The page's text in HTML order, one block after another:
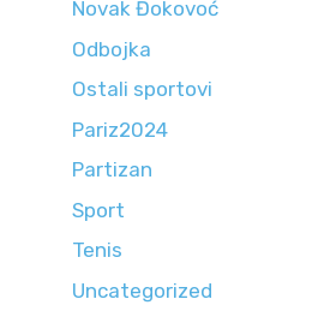
Novak Đokovoć
Odbojka
Ostali sportovi
Pariz2024
Partizan
Sport
Tenis
Uncategorized